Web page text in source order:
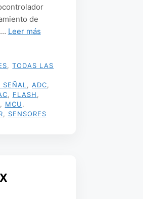
de
Leer más
,TODAS LAS
,ADC
FLASH
MCU
SENSORES